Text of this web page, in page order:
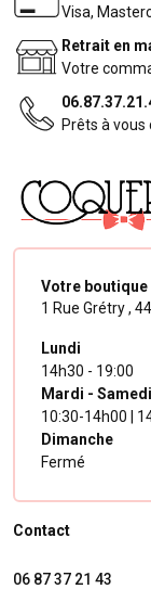
Visa,
Retrait en
Votre
Prêts à vous
Votre
1 Rue Grétry ,
Lundi
14h30 - 19:00
Mardi - Samedi
10:30-14h00 |
Dimanche
Fermé
Contact
06 87 37 21 43